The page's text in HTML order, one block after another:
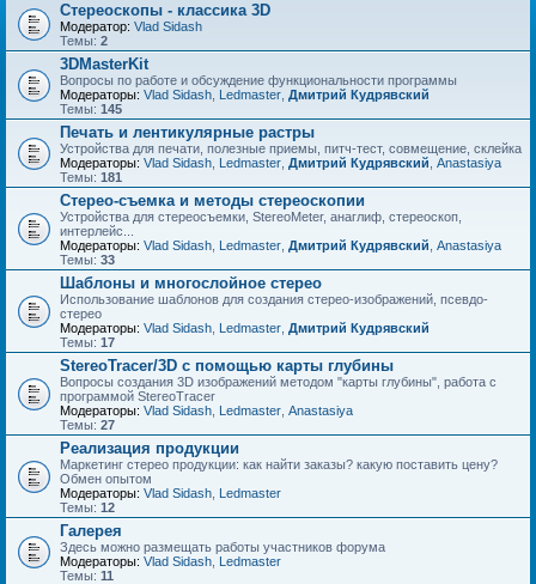
Стереоскопы - классика 3D
Модератор: Vlad Sidash
Темы: 2
3DMasterKit
Вопросы по работе и обсуждение функциональности программы
Модераторы: Vlad Sidash Ledmaster Дмитрий Кудрявский
Темы: 145
Печать и лентикулярные растры
Устройства для печати, полезные приемы, питч-тест, совмещение, склейка
Модераторы: Vlad Sidash Ledmaster Дмитрий Кудрявский Anastasiya
Темы: 181
Стерео-съемка и методы стереоскопии
Устройства для стереосъемки, StereoMeter, анаглиф, стереоскоп,
интерлейс...
Модераторы: Vlad Sidash Ledmaster Дмитрий Кудрявский Anastasiya
Темы: 33
Шаблоны и многослойное стерео
Использование шаблонов для создания стерео-изображений, псевдо-
стерео
Модераторы: Vlad Sidash Ledmaster Дмитрий Кудрявский
Темы: 17
StereoTracer/3D с помощью карты глубины
Вопросы создания 3D изображений методом "карты глубины", работа с
программой StereoTracer
Модераторы: Vlad Sidash Ledmaster Anastasiya
Темы: 27
Реализация продукции
Маркетинг стерео продукции: как найти заказы? какую поставить цену?
Обмен опытом
Модераторы: Vlad Sidash Ledmaster
Темы: 12
Галерея
Здесь можно размещать работы участников форума
Модераторы: Vlad Sidash Ledmaster
Темы: 11